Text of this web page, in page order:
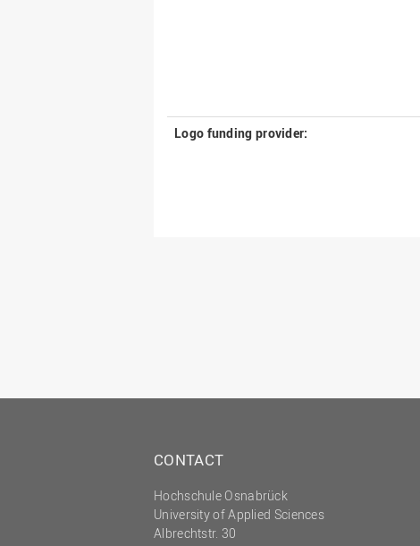
Logo funding provider:
CONTACT
Hochschule Osnabrück
University of Applied Sciences
Albrechtstr. 30